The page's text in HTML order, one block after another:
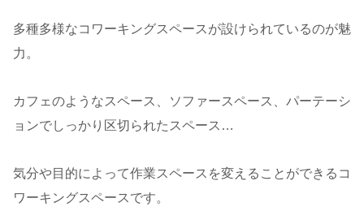
多種多様なコワーキングスペースが設けられているのが魅
力。
カフェのようなスペース、ソファースペース、パーテーシ
ョンでしっかり区切られたスペース…
気分や目的によって作業スペースを変えることができるコ
ワーキングスペースです。